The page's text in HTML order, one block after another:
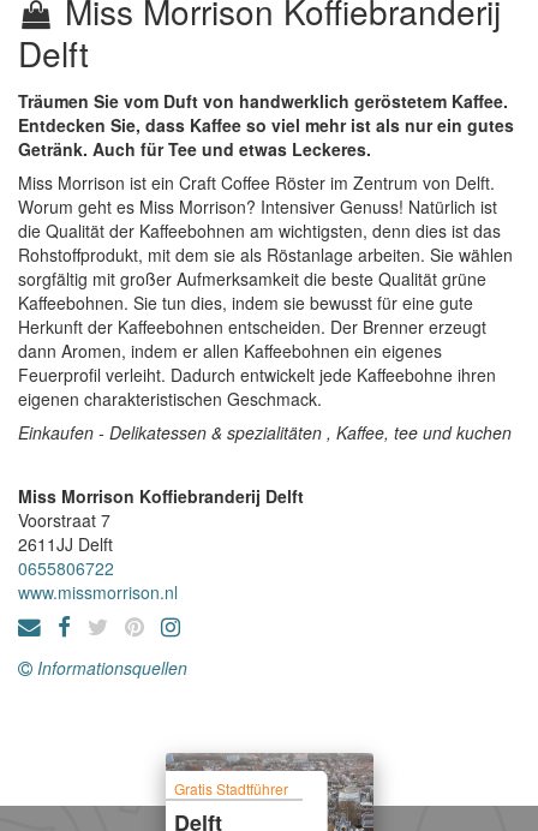
Miss Morrison Koffiebranderij
Delft
Träumen Sie vom Duft von handwerklich geröstetem Kaffee.
Entdecken Sie, dass Kaffee so viel mehr ist als nur ein gutes
Getränk. Auch für Tee und etwas Leckeres.
Miss Morrison ist ein Craft Coffee Röster im Zentrum von Delft.
Worum geht es Miss Morrison? Intensiver Genuss! Natürlich ist
die Qualität der Kaffeebohnen am wichtigsten, denn dies ist das
Rohstoffprodukt, mit dem sie als Röstanlage arbeiten. Sie wählen
sorgfältig mit großer Aufmerksamkeit die beste Qualität grüne
Kaffeebohnen. Sie tun dies, indem sie bewusst für eine gute
Herkunft der Kaffeebohnen entscheiden. Der Brenner erzeugt
dann Aromen, indem er allen Kaffeebohnen ein eigenes
Feuerprofil verleiht. Dadurch entwickelt jede Kaffeebohne ihren
eigenen charakteristischen Geschmack.
Einkaufen - Delikatessen & spezialitäten , Kaffee, tee und kuchen
Miss Morrison Koffiebranderij Delft
Voorstraat 7
2611JJ Delft
0655806722
www.missmorrison.nl
Informationsquellen
Gratis Stadtführer
Delft